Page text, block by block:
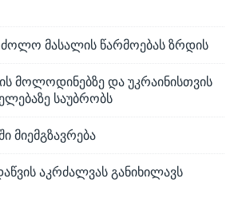
მასალის წარმოებას ზრდის
მოლოდინებზე და უკრაინისთვის
საუბრობს
მიემგზავრება
აკრძალვას განიხილავს